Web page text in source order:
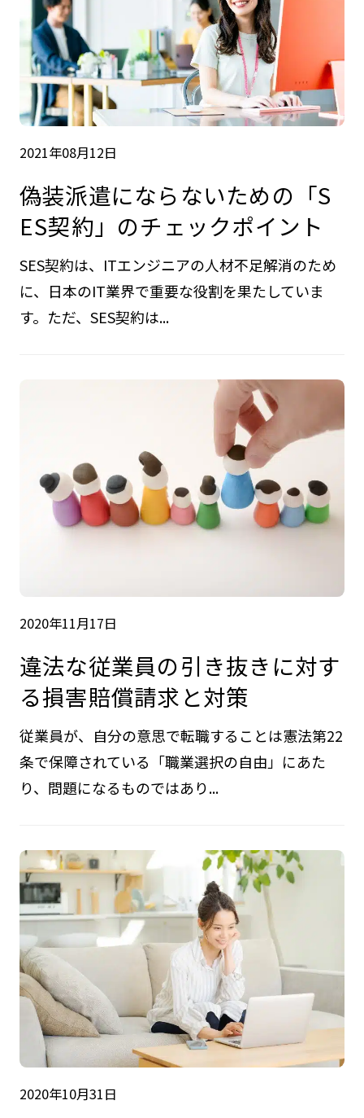
2021年08月12日
偽装派遣にならないための「S
ES契約」のチェックポイント
SES契約は、ITエンジニアの人材不足解消のため
に、日本のIT業界で重要な役割を果たしていま
す。ただ、SES契約は...
2020年11月17日
違法な従業員の引き抜きに対す
る損害賠償請求と対策
従業員が、自分の意思で転職することは憲法第22
条で保障されている「職業選択の自由」にあた
り、問題になるものではあり...
2020年10月31日